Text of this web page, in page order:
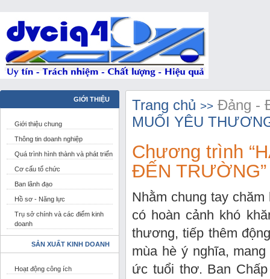
GIỚI THIỆU
Giới thiệu chung
Thông tin doanh nghiệp
Quá trình hình thành và phát triển
Cơ cấu tổ chức
Ban lãnh đạo
Hồ sơ - Năng lực
Trụ sở chính và các điểm kinh
doanh
SẢN XUẤT KINH DOANH
Hoạt động công ích
Trang chủ >> Đảng -
MUỐI YÊU
Chương trình
ĐẾN TRƯỜNG”
Nhằm chung tay
có hoàn cảnh khó
thương, tiếp thêm
mùa hè ý nghĩa,
ức tuổi thơ. Ban